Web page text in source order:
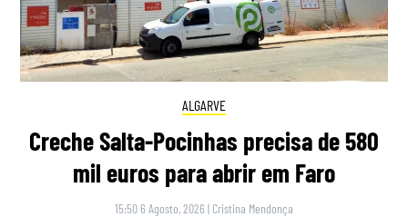
ALGARVE
Creche Salta-Pocinhas precisa de 580
mil euros para abrir em Faro
15:50 6 Agosto, 2026 | Cristina Mendonça